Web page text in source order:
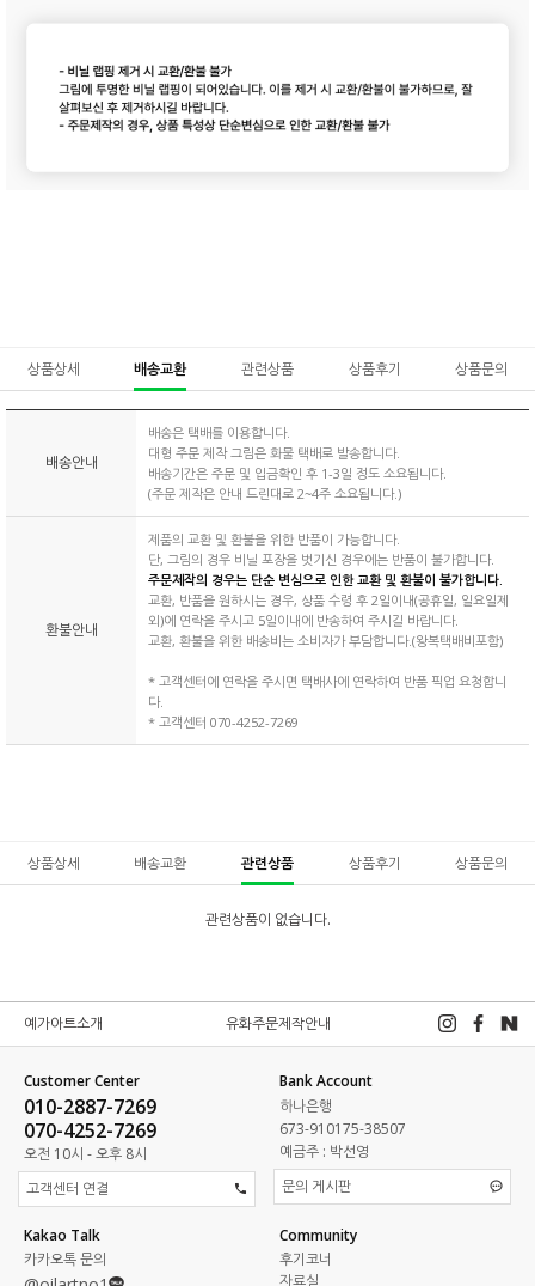
상품상세 배송교환 관련상품 상품후기 상품문의
배송안내
배송은 택배를 이용합니다.
대형 주문 제작 그림은 화물 택배로 발송합니다.
배송기간은 주문 및 입금확인 후 1-3일 정도 소요됩니다.
(주문 제작은 안내 드린대로 2~4주 소요됩니다.)
환불안내
제품의 교환 및 환불을 위한 반품이 가능합니다.
단, 그림의 경우 비닐 포장을 벗기신 경우에는 반품이 불가합니다.
주문제작의 경우는 단순 변심으로 인한 교환 및 환불이 불가합니다.
교환, 반품을 원하시는 경우, 상품 수령 후 2일이내(공휴일, 일요일제
외)에 연락을 주시고 5일이내에 반송하여 주시길 바랍니다.
교환, 환불을 위한 배송비는 소비자가 부담합니다.(왕복택배비포함)
* 고객센터에 연락을 주시면 택배사에 연락하여 반품 픽업 요청합니
다.
* 고객센터 070-4252-7269
상품상세 배송교환 관련상품 상품후기 상품문의
관련상품이 없습니다.
예가아트소개 유화주문제작안내
Customer Center
010-2887-7269
070-4252-7269
오전 10시 - 오후 8시
고객센터 연결
Bank Account
하나은행
673-910175-38507
예금주 : 박선영
문의 게시판
Kakao Talk
카카오톡 문의
Community
후기코너
자료실